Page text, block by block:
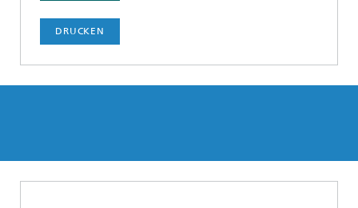
DRUCKEN